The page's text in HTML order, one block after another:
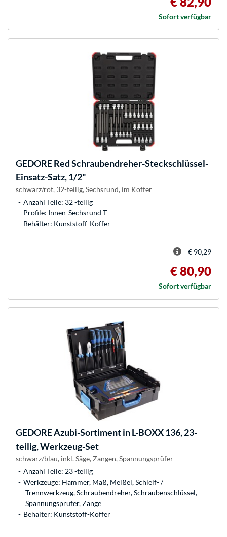
Sofort verfügbar
GEDORERed Schraubendreher-Steckschlüssel-
Einsatz-Satz, 1/2"
schwarz/rot, 32-teilig, Sechsrund, im Koffer
Anzahl Teile: 32 -teilig
Profile: Innen-Sechsrund T
Behälter: Kunststoff-Koffer
€ 90,29
€ 80,90
Sofort verfügbar
GEDOREAzubi-Sortiment in L-BOXX 136, 23-
teilig, Werkzeug-Set
schwarz/blau, inkl. Säge, Zangen, Spannungsprüfer
Anzahl Teile: 23 -teilig
Werkzeuge: Hammer, Maß, Meißel, Schleif- /
Trennwerkzeug, Schraubendreher, Schraubenschlüssel,
Spannungsprüfer, Zange
Behälter: Kunststoff-Koffer